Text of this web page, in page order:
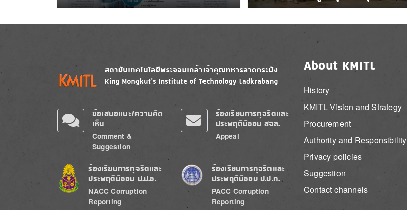
Image Image
ข้อเสนอแนะ/ความคิด
เห็น
Comment &
Suggestion
ร้องเรียนการทุจริตและ
ประพฤติมิชอบ สจล.
Appeal
Image
ร้องเรียนการทุจริตและ
ประพฤติมิชอบ ป.ป.ช.
NACC Corruption
Reporting
Image
ร้องเรียนการทุจริตและ
ประพฤติมิชอบ ป.ป.ท.
PACC Corruption
Reporting
About KMITL
History
KMITL Vision and Strategy
Procurement
Authority and Responsibility
Privacy policies
Suggestion
Contact channels